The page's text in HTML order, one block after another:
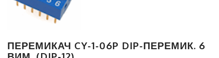
ПЕРЕМИКАЧ CY-1-06P DIP-ПЕРЕМИК. 6